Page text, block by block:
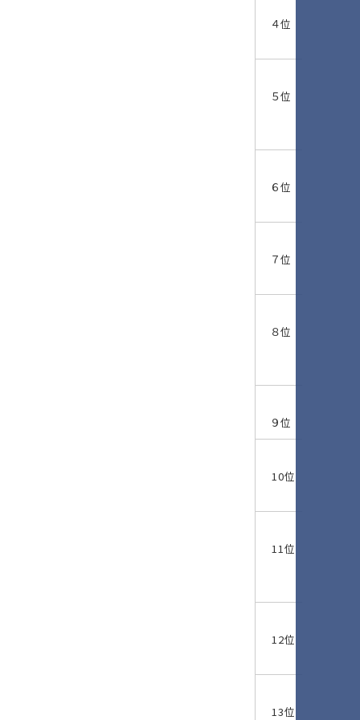
４位
５位
６位
７位
８位
９位
10位
11位
12位
13位